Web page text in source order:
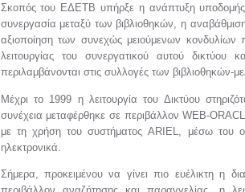
Σκοπός του ΕΔΕΤΒ υπήρξε η ανάπτυξη
συνεργασία μεταξύ των βιβλιοθηκών, η
αξιοποίηση των συνεχώς μειούμενων κονδυλίων
λειτουργίας του συνεργατικού αυτού
περιλαμβάνονται στις συλλογές των βιβλιοθηκών-
Μέχρι το 1999 η λειτουργία του Δικτύου
συνέχεια μεταφέρθηκε σε περιβάλλον WEB-
με τη χρήση του συστήματος ARIEL, μέσω του
ηλεκτρονικά.
Σήμερα, προκειμένου να γίνει πιο ευέλικτη η